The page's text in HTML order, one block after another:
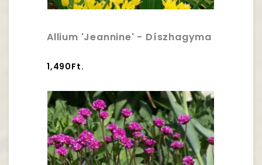
Allium 'Jeannine' - Díszhagyma
1,490Ft.